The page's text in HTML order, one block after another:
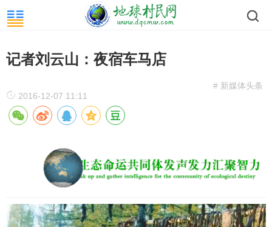
记者刘云山：夜宿车马店
# 新媒体头条
2016-12-07 11:11